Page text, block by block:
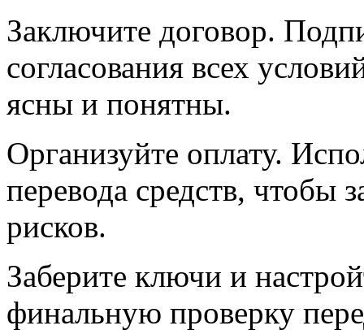
Заключите договор.
согласования всех
ясны и понятны.
Организуйте оплату.
перевода средств, чтобы
рисков.
Заберите ключи и
финальную проверку